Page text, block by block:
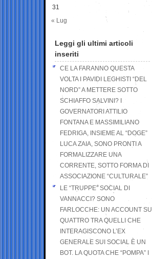
31
« Lug
Leggi gli ultimi articoli
inseriti
CE LA FARANNO QUESTA
VOLTA I PAVIDI LEGHISTI “DEL
NORD” A METTERE SOTTO
SCHIAFFO SALVINI? I
GOVERNATORI ATTILIO
FONTANA E MASSIMILIANO
FEDRIGA, INSIEME AL “DOGE”
LUCA ZAIA, SONO PRONTI A
FORMALIZZARE UNA
CORRENTE, SOTTO FORMA DI
ASSOCIAZIONE “CULTURALE”
LE “TRUPPE” SOCIAL DI
VANNACCI? SONO
FARLOCCHE: UN ACCOUNT SU
QUATTRO TRA QUELLI CHE
INTERAGISCONO L’EX
GENERALE SUI SOCIAL È UN
BOT. LA QUOTA CHE “POMPA” I